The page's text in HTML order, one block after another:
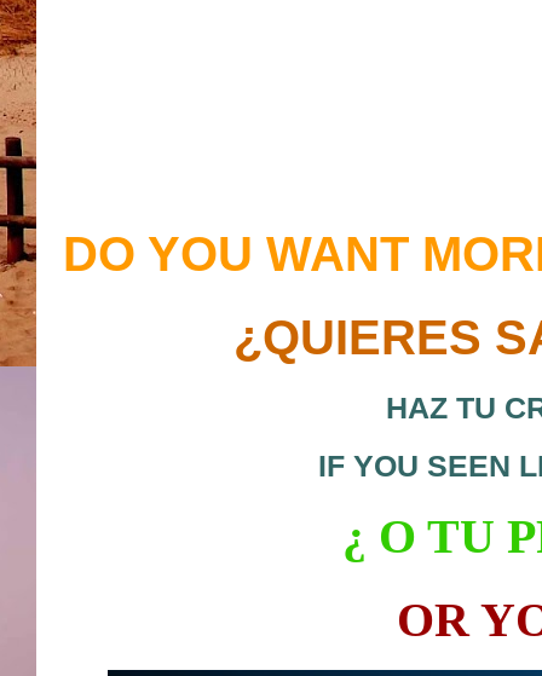
DO YOU WANT
¿QUIERES
HAZ TU
IF YOU SEEN
¿ O TU
OR Y